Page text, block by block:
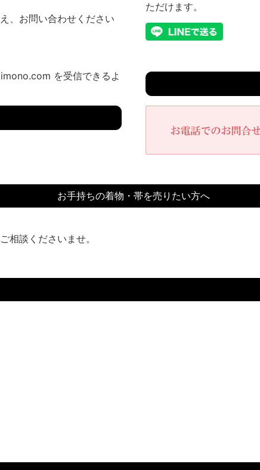
、お問い合わせください
を受信できるよ
ただけます。
お手持ちの着物・帯を売りたい方へ
相談くださいませ。